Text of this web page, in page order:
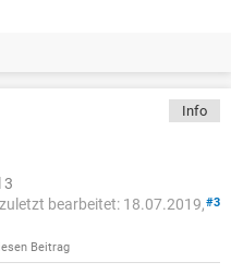
Info
3
#3
bearbeitet: 18.07.2019,
Beitrag